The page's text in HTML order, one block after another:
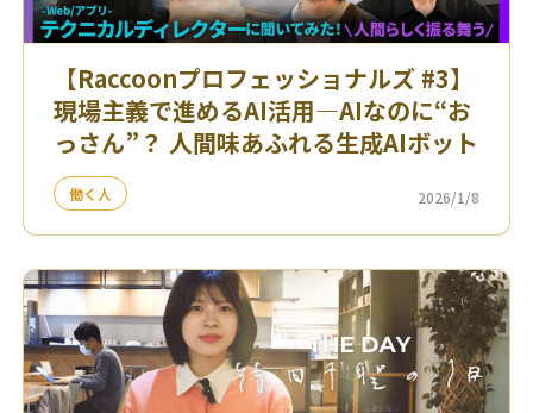
【Raccoonプロフェッショナルズ #3】
現場主義で進めるAI活用—AIなのに“お
っさん”？ 人間味あふれる生成AIボット
働く人 2026/1/8